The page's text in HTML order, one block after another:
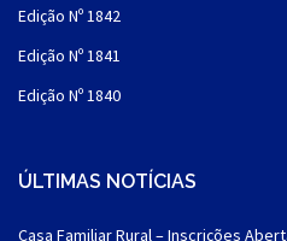
Edição Nº 1842
Edição Nº 1841
Edição Nº 1840
ÚLTIMAS NOTÍCIAS
Casa Familiar Rural – Inscrições